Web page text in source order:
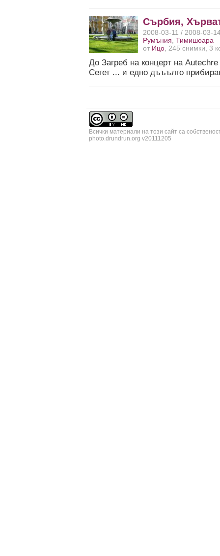
Сърбия,
2008-03-11 / 2008-03-
Румъния ,Тимишоара
от Ицо , 245 снимки, 3
До Загреб на концерт на
Сегет ... и едно дъъълго
Всички материали на този сайт са
photo.drundrun.org v20111205